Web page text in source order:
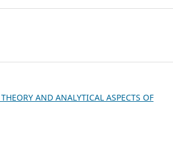
AND ANALYTICAL ASPECTS OF